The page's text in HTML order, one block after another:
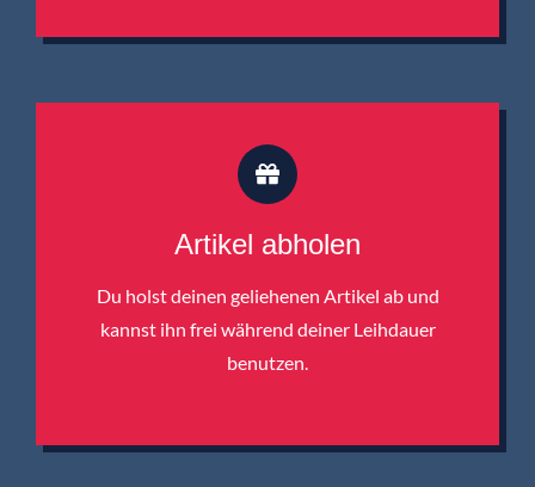
Artikel abholen
Du holst deinen geliehenen Artikel ab und
kannst ihn frei während deiner Leihdauer
benutzen.